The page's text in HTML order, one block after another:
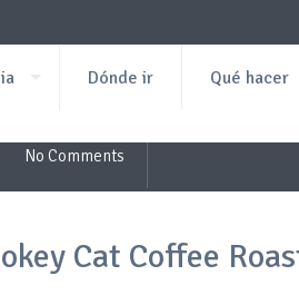
Dónde ir Qué hacer
No Comments
Cat Coffee